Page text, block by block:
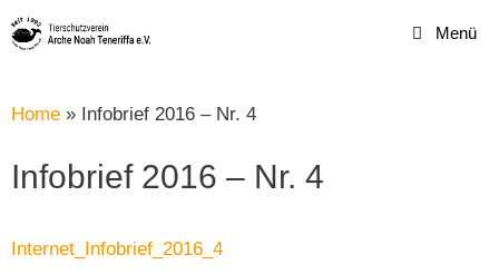
Zum
Inhalt
Menü
Home » Infobrief 2016 – Nr. 4
Infobrief 2016 – Nr. 4
Internet_Infobrief_2016_4